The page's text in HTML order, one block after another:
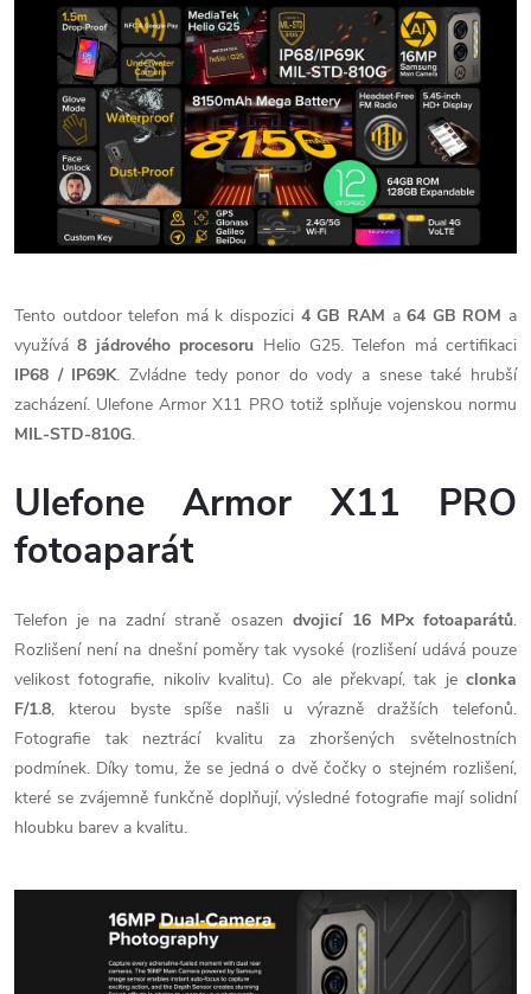
Tento outdoor telefon má k dispozici 4 GB RAM a64 GB ROM a
využívá8 jádrového procesoru Helio G25. Telefon má certifikaci
IP68 / IP69K. Zvládne tedy ponor do vody a snese také hrubší
zacházení. Ulefone Armor X11 PRO totiž splňuje vojenskou normu
MIL-STD-810G.
Ulefone Armor X11 PRO
fotoaparát
Telefon je na zadní straně osazen dvojicí 16 MPx fotoaparátů.
Rozlišení není na dnešní poměry tak vysoké (rozlišení udává pouze
velikost fotografie, nikoliv kvalitu). Co ale překvapí, tak je clonka
F/1.8, kterou byste spíše našli u výrazně dražších telefonů.
Fotografie tak neztrácí kvalitu za zhoršených světelnostních
podmínek. Díky tomu, že se jedná o dvě čočky o stejném rozlišení,
které se zvájemně funkčně doplňují, výsledné fotografie mají solidní
hloubku barev a kvalitu.